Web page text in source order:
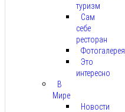
туризм
Сам
себе
ресторан
Фотогалерея
Это
интересно
В
Мире
Новости